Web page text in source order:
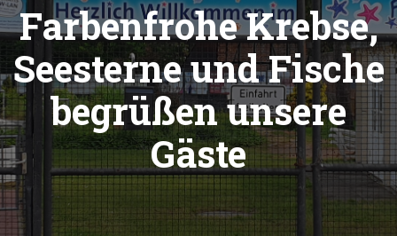
V
I
G
A
T
I
N
Farbenfrohe Krebse,
Seesterne und Fische
begrüßen unsere
Gäste